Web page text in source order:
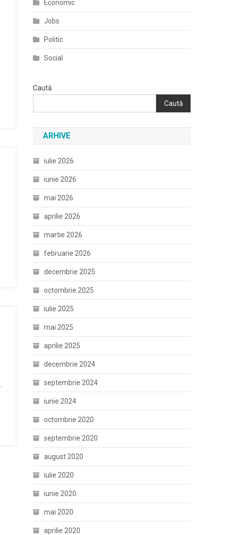
Economic
Jobs
Politic
Social
Caută
Caută
ARHIVE
iulie 2026
iunie 2026
mai 2026
aprilie 2026
martie 2026
februarie 2026
decembrie 2025
octombrie 2025
iulie 2025
mai 2025
aprilie 2025
decembrie 2024
septembrie 2024
iunie 2024
octombrie 2020
septembrie 2020
august 2020
iulie 2020
iunie 2020
mai 2020
aprilie 2020